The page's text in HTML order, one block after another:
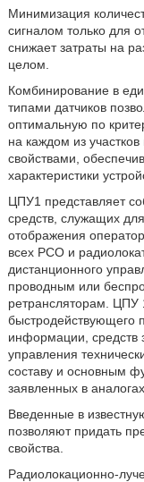
Минимизация
сигналом только для
снижает затраты на
целом.
Комбинирование в
типами датчиков
оптимальную по
на каждом из
свойствами,
характеристики
ЦПУ1 представляет
средств, служащих
отображения
всех РСО и
дистанционного
проводным или
ретрансляторам. ЦПУ
быстродействующего
информации, средств
управления
составу и основным
заявленных в
Введенные в
позволяют придать
свойства.
Радиолокационно-